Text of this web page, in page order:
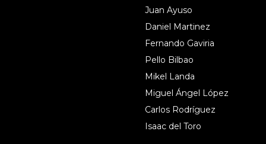
Juan Ayuso
Daniel Martinez
Fernando Gaviria
Pello Bilbao
Mikel Landa
Miguel Ángel López
Carlos Rodríguez
Isaac del Toro